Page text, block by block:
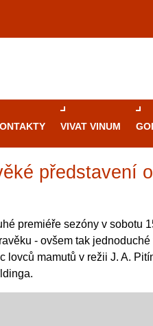
VIVAT VINUM
představení
premiéře sezóny v sobotu
- ovšem tak jednoduché
lovců mamutů v režii J. A.
Průvodce kasinovými
Brno je městem známým pro
restaurace, divadla a
místem, kde si můžete
různé kasinové hry. V
metropoli naleznete širokou